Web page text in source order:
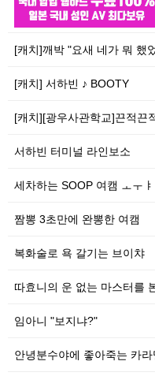
[캐치]깨박 "요새 네가 뭐 했
[캐치] 서하빈 ♪ BOOTY
[캐치][광우사관학교]끈적끈
서하빈 터미널 라인보소
세차하는 SOOP 여캠 ㅗㅜㅑ
짬뽕 3초만에 완뽕한 여캠
복화술로 욕 갈기는 브이챠
따효니의 운 없는 마스터를
임아니 "보지냐?"
안녕분수야에 좋아죽는 카라